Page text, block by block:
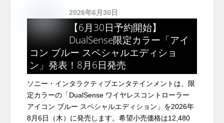
2026年6月30日
【6月30日予約開始】
DualSense限定カラー「アイ
コン ブルー スペシャルエディショ
ン」発表！8月6日発売
ソニー・インタラクティブエンタテインメントは、限
定カラーの「DualSense ワイヤレスコントローラー
アイコン ブルー スペシャルエディション」を2026年
8月6日（木）に発売します。希望小売価格は12,480